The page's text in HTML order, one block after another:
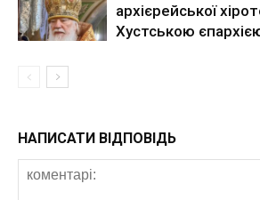
архієрейської
Хустською
НАПИСАТИ ВІДПОВІДЬ